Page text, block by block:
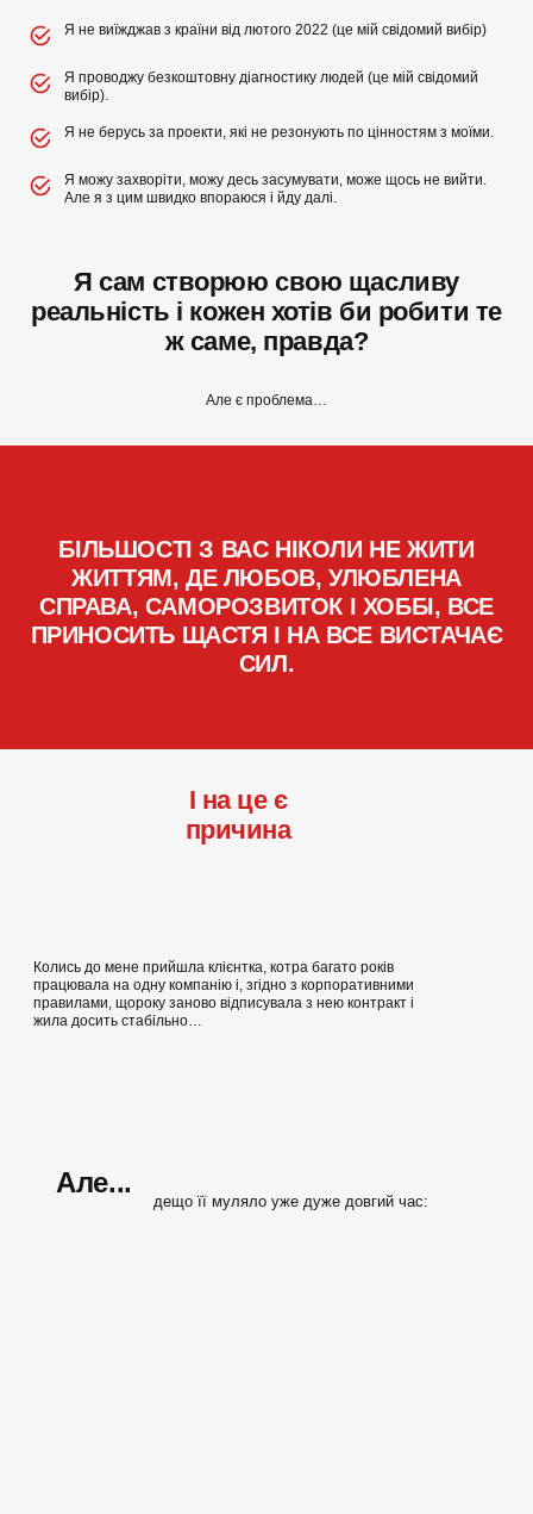
Я не виїжджав з країни від лютого 2022 (це мій свідомий вибір)
Я проводжу безкоштовну діагностику людей (це мій свідомий
вибір).
Я не берусь за проекти, які не резонують по цінностям з моїми.
Я можу захворіти, можу десь засумувати, може щось не вийти.
Але я з цим швидко впораюся і йду далі.
Я сам створюю свою щасливу
реальність і кожен хотів би робити те
ж саме, правда?
Але є проблема…
БІЛЬШОСТІ З ВАС НІКОЛИ НЕ ЖИТИ
ЖИТТЯМ, ДЕ ЛЮБОВ, УЛЮБЛЕНА
СПРАВА, САМОРОЗВИТОК І ХОББІ, ВСЕ
ПРИНОСИТЬ ЩАСТЯ І НА ВСЕ ВИСТАЧАЄ
СИЛ.
І на це є
причина
Колись до мене прийшла клієнтка, котра багато років
працювала на одну компанію і, згідно з корпоративними
правилами, щороку заново відписувала з нею контракт і
жила досить стабільно…
Але...
дещо її муляло уже дуже довгий час: